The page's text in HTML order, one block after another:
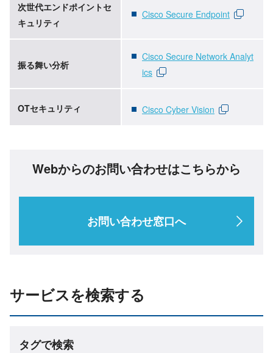
次世代エンドポイントセ
キュリティ
Cisco Secure Endpoint
振る舞い分析
Cisco Secure Network Analyt
ics
OTセキュリティ Cisco Cyber Vision
Webからのお問い合わせはこちらから
お問い合わせ窓口へ
サービスを検索する
タグで検索